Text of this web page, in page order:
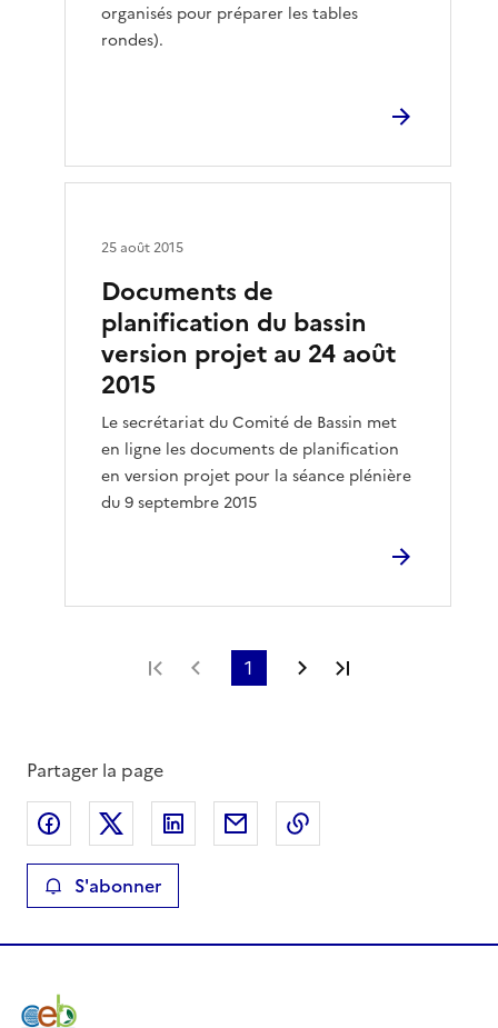
organisés pour préparer les tables
rondes).
Documents de
planification du bassin
version projet au 24 août
2015
Le secrétariat du Comité de Bassin met
en ligne les documents de planification
en version projet pour la séance plénière
du 9 septembre 2015
25 août 2015
Première page
Page précédente
1 Page suivante
Partager la page
Partager sur Facebook
Partager sur XPartager sur LinkedIn
Partager par email
S'abonner